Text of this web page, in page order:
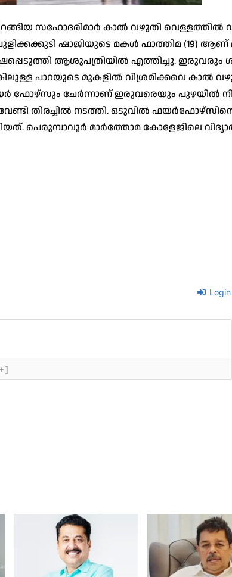
സഹോദരിമാര്‍ കാല്‍ വഴുതി വെള്ളത്തില്‍
ഷാജിയുടെ മകള്‍ ഫാത്തിമ (19) ആണ്
ആശുപത്രിയില്‍ എത്തിച്ചു. ഇരുവരും
പാറയുടെ മുകളില്‍ വിശ്രമിക്കവെ കാല്‍
ഫോഴ്സും ചേര്‍ന്നാണ് ഇരുവരെയും പുഴയില്‍
തിരച്ചില്‍ നടത്തി. ഒടുവില്‍
പെരുമ്പാവൂര്‍ മാര്‍ത്തോമ കോളേജിലെ
Login